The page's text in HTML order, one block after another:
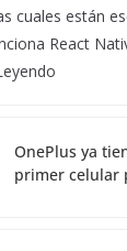
cuales están
React
OnePlus ya
primer celular